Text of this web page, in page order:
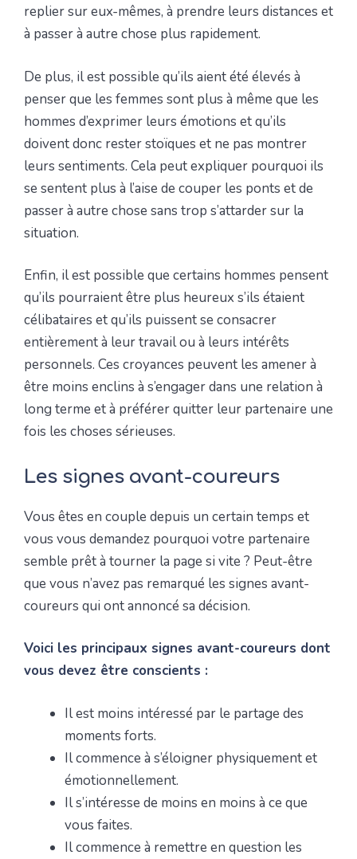
replier sur eux-mêmes, à prendre leurs distances et
à passer à autre chose plus rapidement.
De plus, il est possible qu’ils aient été élevés à
penser que les femmes sont plus à même que les
hommes d’exprimer leurs émotions et qu’ils
doivent donc rester stoïques et ne pas montrer
leurs sentiments. Cela peut expliquer pourquoi ils
se sentent plus à l’aise de couper les ponts et de
passer à autre chose sans trop s’attarder sur la
situation.
Enfin, il est possible que certains hommes pensent
qu’ils pourraient être plus heureux s’ils étaient
célibataires et qu’ils puissent se consacrer
entièrement à leur travail ou à leurs intérêts
personnels. Ces croyances peuvent les amener à
être moins enclins à s’engager dans une relation à
long terme et à préférer quitter leur partenaire une
fois les choses sérieuses.
Les signes avant-coureurs
Vous êtes en couple depuis un certain temps et
vous vous demandez pourquoi votre partenaire
semble prêt à tourner la page si vite ? Peut-être
que vous n’avez pas remarqué les signes avant-
coureurs qui ont annoncé sa décision.
Voici les principaux signes avant-coureurs dont
vous devez être conscients :
Il est moins intéressé par le partage des
moments forts.
Il commence à s’éloigner physiquement et
émotionnellement.
Il s’intéresse de moins en moins à ce que
vous faites.
Il commence à remettre en question les